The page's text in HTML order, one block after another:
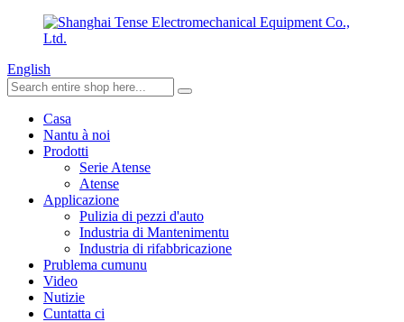
English
Casa
Nantu à noi
Prodotti
Serie Atense
Atense
Applicazione
Pulizia di pezzi d'auto
Industria di Mantenimentu
Industria di rifabbricazione
Prublema cumunu
Video
Nutizie
Cuntatta ci